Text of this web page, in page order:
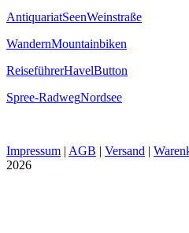
AntiquariatSeenWeinstraße
WandernMountainbiken
ReiseführerHavelButton
Spree-RadwegNordsee
Impressum | AGB | Versand |
2026